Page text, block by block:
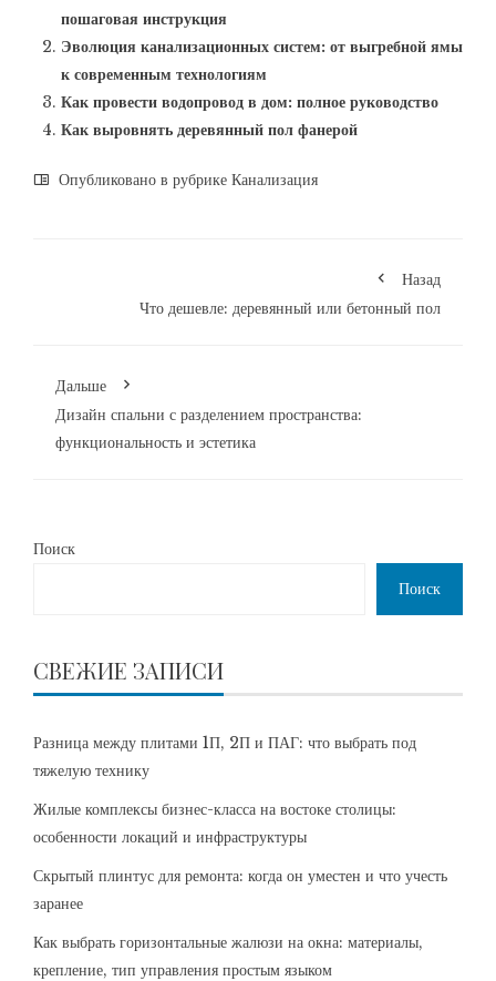
пошаговая инструкция
Эволюция канализационных систем: от выгребной ямы
к современным технологиям
Как провести водопровод в дом: полное руководство
Как выровнять деревянный пол фанерой
Опубликовано в рубрике Канализация
Назад
Что дешевле: деревянный или бетонный пол
Дальше
Дизайн спальни с разделением пространства:
функциональность и эстетика
Поиск
Поиск
СВЕЖИЕ ЗАПИСИ
Разница между плитами 1П, 2П и ПАГ: что выбрать под
тяжелую технику
Жилые комплексы бизнес-класса на востоке столицы:
особенности локаций и инфраструктуры
Скрытый плинтус для ремонта: когда он уместен и что учесть
заранее
Как выбрать горизонтальные жалюзи на окна: материалы,
крепление, тип управления простым языком